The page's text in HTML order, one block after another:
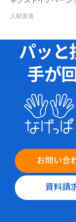
人材派遣
パッと
手が
お問い合
資料請